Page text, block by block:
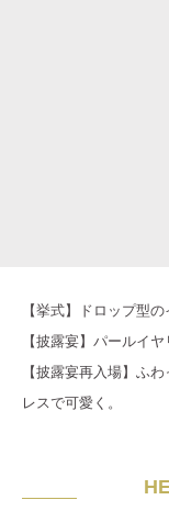
【挙式】ドロップ型
【披露宴】パールイ
【披露宴再入場】ふ
レスで可愛く。